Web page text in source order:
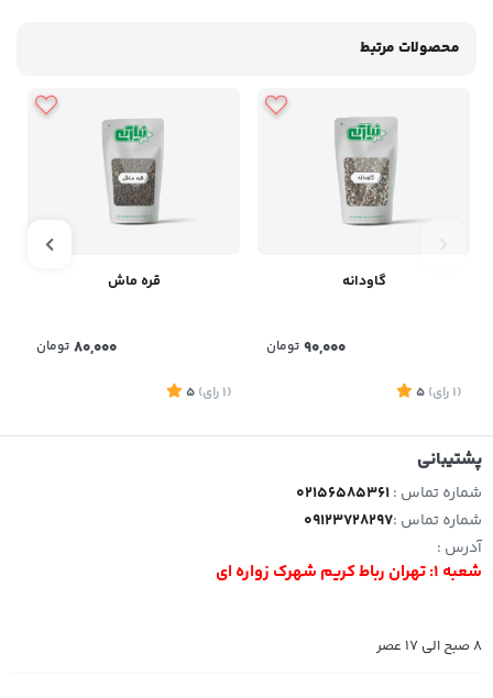
محصولات مرتبط
گاودانه
90,000 تومان
(1 رای)
5
قره ماش
80,000 تومان
(1 رای)
5
پشتیبانی
شماره تماس :02156585361
شماره تماس :09123728297
آدرس :
شعبه 1: تهران رباط کریم شهرک زواره ای
8 صبح الی 17 عصر